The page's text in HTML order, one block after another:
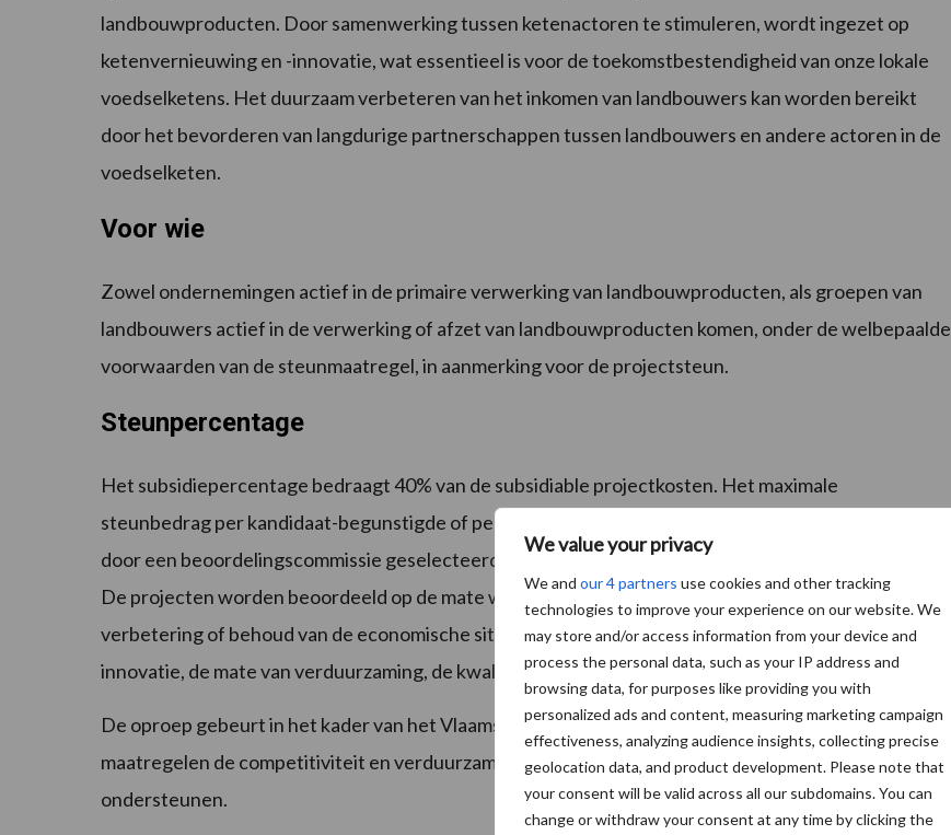
We value your privacy
We and our 4 partners use cookies and other tracking
technologies to improve your experience on our website. We
may store and/or access information from your device and
process the personal data, such as your IP address and
browsing data, for purposes like providing you with
personalized ads and content, measuring marketing campaign
effectiveness, analyzing audience insights, collecting precise
geolocation data, and product development. Please note that
your consent will be valid across all our subdomains. You can
change or withdraw your consent at any time by clicking the
landbouwproducten. Door samenwerking tussen ketenactoren te stimuleren, wordt ingezet op
ketenvernieuwing en -innovatie, wat essentieel is voor de toekomstbestendigheid van onze lokale
voedselketens. Het duurzaam verbeteren van het inkomen van landbouwers kan worden bereikt
door het bevorderen van langdurige partnerschappen tussen landbouwers en andere actoren in de
voedselketen.
Voor wie
Zowel ondernemingen actief in de primaire verwerking van landbouwproducten, als groepen van
landbouwers actief in de verwerking of afzet van landbouwproducten komen, onder de welbepaalde
voorwaarden van de steunmaatregel, in aanmerking voor de projectsteun.
Steunpercentage
Het subsidiepercentage bedraagt 40% van de subsidiable projectkosten. Het maximale
steunbedrag per kandidaat-begunstigde of per projectaanvraag bedraagt 400.000 euro. Enkel de
door een beoordelingscommissie geselecteerde projecten komen in aanmerking voor een subsidie.
De projecten worden beoordeeld op de mate waarin de investering kan bijdragen aan de
verbetering of behoud van de economische situatie voor de primaire producenten, de mate van
innovatie, de mate van verduurzaming, de kwaliteit van de aanvraag en de mate van samenwerking.
De oproep gebeurt in het kader van het Vlaams GLB Strategisch Plan 2023-2027 dat via diverse
maatregelen de competitiviteit en verduurzaming van de Vlaamse land- en tuinbouw stimuleren en
ondersteunen.